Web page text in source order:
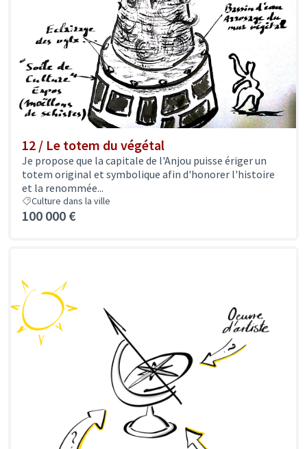
12 / Le totem du végétal
Je propose que la capitale de l'Anjou puisse ériger un
totem original et symbolique afin d'honorer l'histoire
et la renommée...
Culture dans la ville
100 000 €